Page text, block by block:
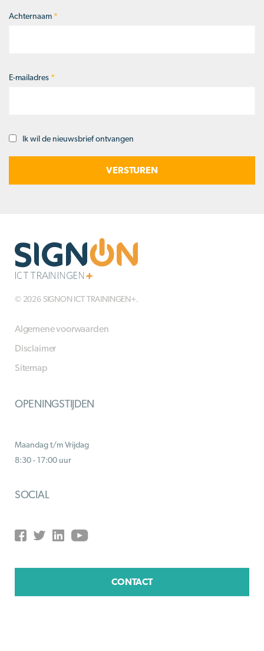
Achternaam *
E-mailadres *
Opt-Ik wil de nieuwsbrief ontvangen
© 2026 SIGNON ICT TRAININGEN+.
Algemene voorwaarden
Disclaimer
Sitemap
OPENINGSTIJDEN
Maandag t/m Vrijdag
8:30 - 17:00 uur
SOCIAL
CONTACT